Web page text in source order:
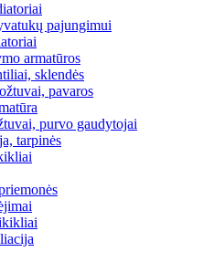
pajungimui
armatūros
sklendės
pavaros
purvo gaudytojai
tarpinės